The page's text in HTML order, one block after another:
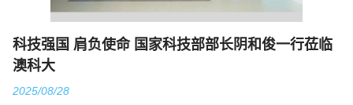
科技强国 肩负使命 国家科技部部长阴和俊一行莅临
澳科大
2025/08/28